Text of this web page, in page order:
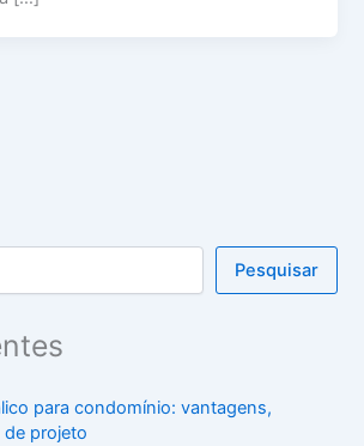
Pesquisar
para condomínio: vantagens,
projeto